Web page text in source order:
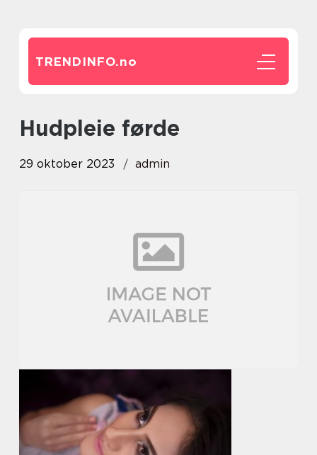
TRENDINFO.no
hudpleie førde
29 oktober 2023 admin